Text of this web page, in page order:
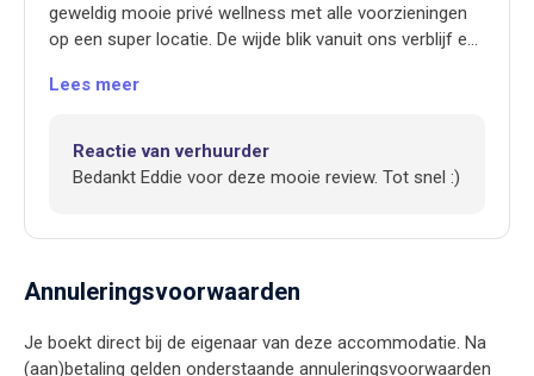
geweldig mooie privé wellness met alle voorzieningen
op een super locatie. De wijde blik vanuit ons verblijf en
natuur. Goede uitleg gehad van alle voorzieningen die er
eigenaren (verhuurders) die weten hoe het werkt. Wij
komen zeker nog een keer terug voor een zeer relaxed
Lees meer
Reactie van verhuurder
Bedankt Eddie voor deze mooie review. Tot snel :)
Annuleringsvoorwaarden
Je boekt direct bij de eigenaar van deze accommodatie. Na
(aan)betaling gelden onderstaande annuleringsvoorwaarden